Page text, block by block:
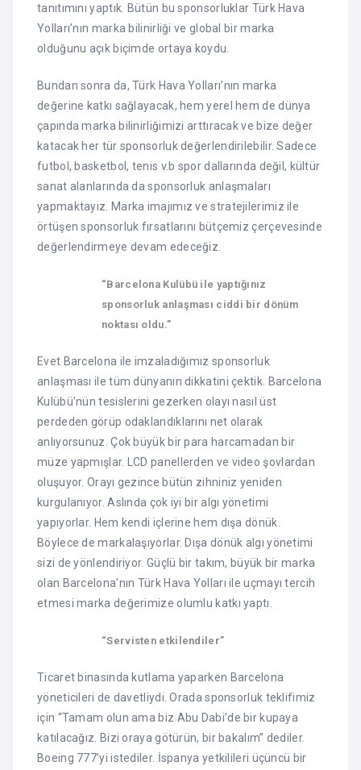
tanıtımını yaptık. Bütün bu sponsorluklar Türk Hava
Yolları’nın marka bilinirliği ve global bir marka
olduğunu açık biçimde ortaya koydu.
Bundan sonra da, Türk Hava Yolları’nın marka
değerine katkı sağlayacak, hem yerel hem de dünya
çapında marka bilinirliğimizi arttıracak ve bize değer
katacak her tür sponsorluk değerlendirilebilir. Sadece
futbol, basketbol, tenis v.b spor dallarında değil, kültür
sanat alanlarında da sponsorluk anlaşmaları
yapmaktayız. Marka imajımız ve stratejilerimiz ile
örtüşen sponsorluk fırsatlarını bütçemiz çerçevesinde
değerlendirmeye devam edeceğiz.
“Barcelona Kulübü ile yaptığınız
sponsorluk anlaşması ciddi bir dönüm
noktası oldu.”
Evet Barcelona ile imzaladığımız sponsorluk
anlaşması ile tüm dünyanın dikkatini çektik. Barcelona
Kulübü’nün tesislerini gezerken olayı nasıl üst
perdeden görüp odaklandıklarını net olarak
anlıyorsunuz. Çok büyük bir para harcamadan bir
müze yapmışlar. LCD panellerden ve video şovlardan
oluşuyor. Orayı gezince bütün zihniniz yeniden
kurgulanıyor. Aslında çok iyi bir algı yönetimi
yapıyorlar. Hem kendi içlerine hem dışa dönük.
Böylece de markalaşıyorlar. Dışa dönük algı yönetimi
sizi de yönlendiriyor. Güçlü bir takım, büyük bir marka
olan Barcelona’nın Türk Hava Yolları ile uçmayı tercih
etmesi marka değerimize olumlu katkı yaptı.
“Servisten etkilendiler”
Ticaret binasında kutlama yaparken Barcelona
yöneticileri de davetliydi. Orada sponsorluk teklifimiz
için “Tamam olun ama biz Abu Dabi’de bir kupaya
katılacağız. Bizi oraya götürün, bir bakalım” dediler.
Boeing 777’yi istediler. İspanya yetkilileri üçüncü bir